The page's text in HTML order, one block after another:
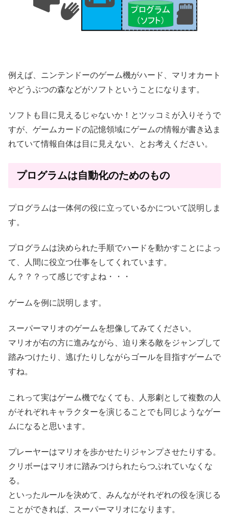
例えば、ニンテンドーのゲーム機がハード、マリオカート
やどうぶつの森などがソフトということになります。
ソフトも目に見えるじゃないか！とツッコミが入りそうで
すが、ゲームカードの記憶領域にゲームの情報が書き込ま
れていて情報自体は目に見えない、とお考えください。
プログラムは自動化のためのもの
プログラムは一体何の役に立っているかについて説明しま
す。
プログラムは決められた手順でハードを動かすことによっ
て、人間に役立つ仕事をしてくれています。
ん？？？って感じですよね・・・
ゲームを例に説明します。
スーパーマリオのゲームを想像してみてください。
マリオが右の方に進みながら、迫り来る敵をジャンプして
踏みつけたり、逃げたりしながらゴールを目指すゲームで
すね。
これって実はゲーム機でなくても、人形劇として複数の人
がそれぞれキャラクターを演じることでも同じようなゲー
ムになると思います。
プレーヤーはマリオを歩かせたりジャンプさせたりする。
クリボーはマリオに踏みつけられたらつぶれていなくな
る。
といったルールを決めて、みんながそれぞれの役を演じる
ことができれば、スーパーマリオになります。